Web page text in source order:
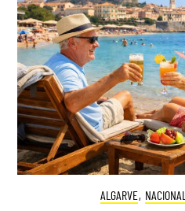
ALGARVE, NACIONAL